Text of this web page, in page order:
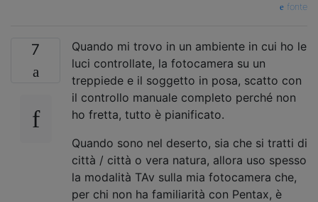
fonte
7
Quando mi trovo in un ambiente in cui ho le
luci controllate, la fotocamera su un
treppiede e il soggetto in posa, scatto con
il controllo manuale completo perché non
ho fretta, tutto è pianificato.
Quando sono nel deserto, sia che si tratti di
città / città o vera natura, allora uso spesso
la modalità TAv sulla mia fotocamera che,
per chi non ha familiarità con Pentax, è